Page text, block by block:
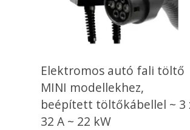
Elektromos autó fali töltő
MINI modellekhez,
beépített töltőkábellel ~ 3
32 A ~ 22 kW